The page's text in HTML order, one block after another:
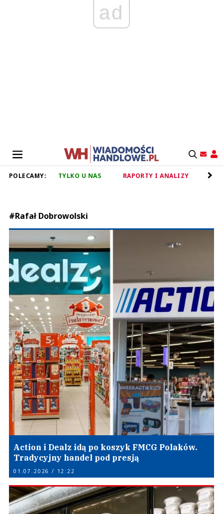
ad
POLECAMY: TYLKO U NAS RAPORTY I ANALIZY
#Rafał Dobrowolski
Action i Dealz idą po koszyk FMCG Polaków.
Tradycyjny handel pod presją
01.07.2026 / 12:22